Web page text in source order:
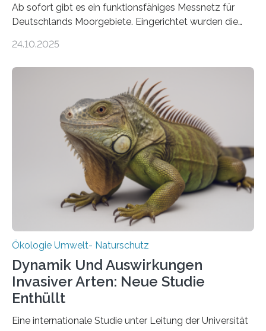
Ab sofort gibt es ein funktionsfähiges Messnetz für
Deutschlands Moorgebiete. Eingerichtet wurden die
vergangenen fünf Jahren von Wissenschaftlerinnen
heutigen Donnerstag übergeben sie ihren Bericht zur
Aufbauphase an den Auftraggeber, das
Bundesministerium für Landwirtschaft, Ernährung und
Heimat. Braunschweig/Eberswalde (23. Oktober 2025).
Ein Netz aus 155 Messstationen spannt sich neuerdings
über Deutschlands Moorböden. Eingerichtet wurden sie
in den vergangenen fünf Jahren von
Wissenschaftlerinnen und Wissenschaftlern des
Thünen-Instituts für Agrarklimaschutz…
24.10.2025
Ökologie Umwelt- Naturschutz
Dynamik Und Auswirkungen
Invasiver Arten: Neue Studie
Enthüllt
Eine internationale Studie unter Leitung der Universität